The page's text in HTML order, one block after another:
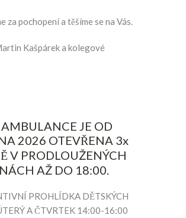
za pochopení a těšíme se na Vás.
Kašpárek a kolegové
AMBULANCE JE OD
2026 OTEVŘENA 3x
V PRODLOUŽENÝCH
AŽ DO 18:00.
PROHLÍDKA DĚTSKÝCH
A ČTVRTEK 14:00-16:00